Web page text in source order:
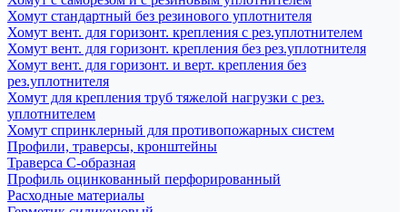
Хомут стандартный без резинового уплотнителя
Хомут вент. для горизонт. крепления с рез.уплотнителем
Хомут вент. для горизонт. крепления без рез.уплотнителя
Хомут вент. для горизонт. и верт. крепления без
рез.уплотнителя
Хомут для крепления труб тяжелой нагрузки с рез.
уплотнителем
Хомут спринклерный для противопожарных систем
Профили, траверсы, кронштейны
Траверса С-образная
Профиль оцинкованный перфорированный
Расходные материалы